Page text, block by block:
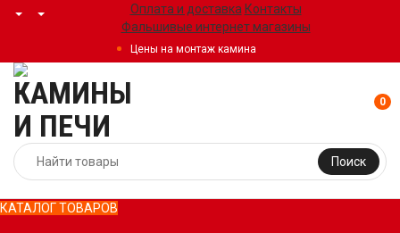
Оплата и доставка Контакты
Фальшивые интернет магазины
Цены на монтаж камина
Поиск
0
КАТАЛОГ ТОВАРОВ